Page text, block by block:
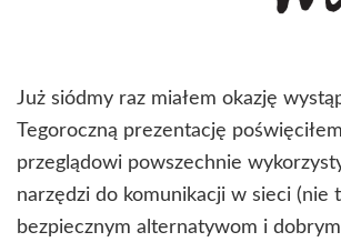
Już siódmy raz miałem okazję
Tegoroczną prezentację
przeglądowi powszechnie
narzędzi do komunikacji w sieci (nie
bezpiecznym alternatywom i